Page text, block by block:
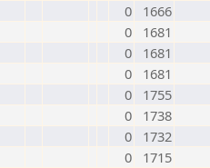
0
1666
0
1681
0
1681
0
1681
0
1755
0
1738
0
1732
0
1715